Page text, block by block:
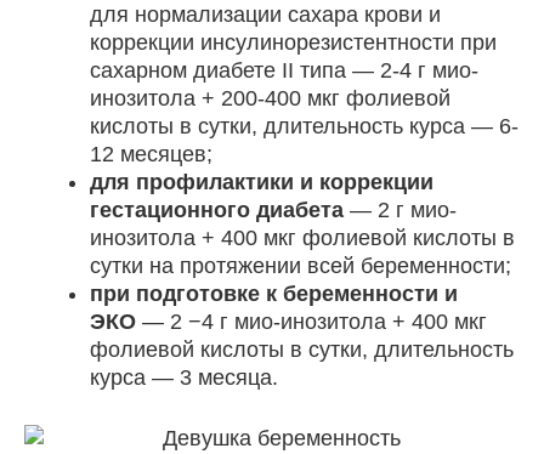
для нормализации сахара крови и
коррекции инсулинорезистентности при
сахарном диабете II типа — 2-4 г мио-
инозитола + 200-400 мкг фолиевой
кислоты в сутки, длительность курса — 6-
12 месяцев;
для профилактики и коррекции
гестационного диабета — 2 г мио-
инозитола + 400 мкг фолиевой кислоты в
сутки на протяжении всей беременности;
при подготовке к беременности и
ЭКО — 2 −4 г мио-инозитола + 400 мкг
фолиевой кислоты в сутки, длительность
курса — 3 месяца.